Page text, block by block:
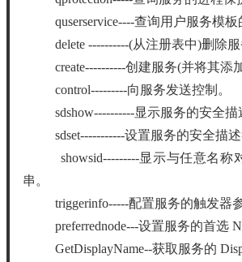
quserservice----查询用户服务模板
delete ----------(从注册表中)删除服
create----------创建服务(并将其添加
control---------向服务发送控制。
sdshow----------显示服务的安全描
sdset-----------设置服务的安全描述
showsid---------显示与任意名称
串。
triggerinfo-----配置服务的触发器参
preferrednode---设置服务的首选
GetDisplayName--获取服务的